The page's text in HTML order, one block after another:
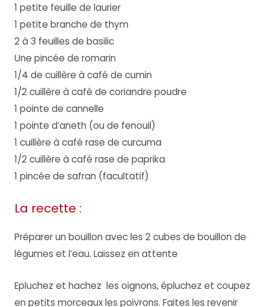
1 petite feuille de laurier
1 petite branche de thym
2 à 3 feuilles de basilic
Une pincée de romarin
1/4 de cuillère à café de cumin
1/2 cuillère à café de coriandre poudre
1 pointe de cannelle
1 pointe d’aneth (ou de fenouil)
1 cuillère à café rase de curcuma
1/2 cuillère à café rase de paprika
1 pincée de safran (facultatif)
La recette :
Préparer un bouillon avec les 2 cubes de bouillon de
légumes et l’eau. Laissez en attente
Epluchez et hachez les oignons, épluchez et coupez
en petits morceaux les poivrons. Faites les revenir